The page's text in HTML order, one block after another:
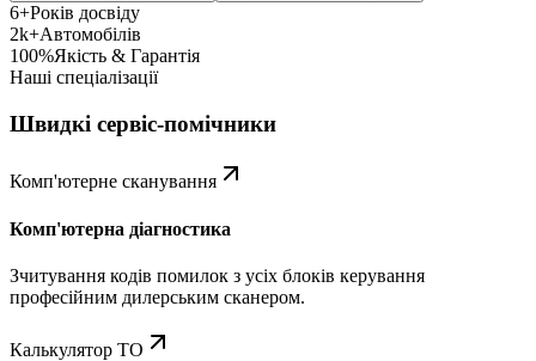
6+Років досвіду
2k+Автомобілів
100%Якість & Гарантія
Наші спеціалізації
Швидкі сервіс-помічники
Комп'ютерне сканування
Комп'ютерна діагностика
Зчитування кодів помилок з усіх блоків керування
професійним дилерським сканером.
Калькулятор ТО